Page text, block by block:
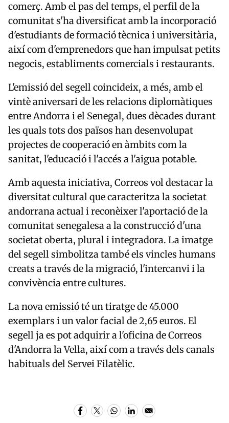
comerç. Amb el pas del temps, el perfil de la
comunitat s'ha diversificat amb la incorporació
d'estudiants de formació tècnica i universitària,
així com d'emprenedors que han impulsat petits
negocis, establiments comercials i restaurants.
L'emissió del segell coincideix, a més, amb el
vintè aniversari de les relacions diplomàtiques
entre Andorra i el Senegal, dues dècades durant
les quals tots dos països han desenvolupat
projectes de cooperació en àmbits com la
sanitat, l'educació i l'accés a l'aigua potable.
Amb aquesta iniciativa, Correos vol destacar la
diversitat cultural que caracteritza la societat
andorrana actual i reconèixer l'aportació de la
comunitat senegalesa a la construcció d'una
societat oberta, plural i integradora. La imatge
del segell simbolitza també els vincles humans
creats a través de la migració, l'intercanvi i la
convivència entre cultures.
La nova emissió té un tiratge de 45.000
exemplars i un valor facial de 2,65 euros. El
segell ja es pot adquirir a l'oficina de Correos
d'Andorra la Vella, així com a través dels canals
habituals del Servei Filatèlic.